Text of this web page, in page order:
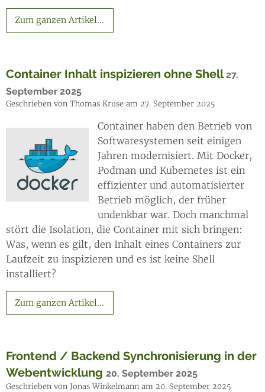
Zum ganzen Artikel...
Container Inhalt inspizieren ohne Shell 27.
September 2025
Geschrieben von Thomas Kruse am 27. September 2025
Container haben den Betrieb von
Softwaresystemen seit einigen
Jahren modernisiert. Mit Docker,
Podman und Kubernetes ist ein
effizienter und automatisierter
Betrieb möglich, der früher
undenkbar war. Doch manchmal
stört die Isolation, die Container mit sich bringen:
Was, wenn es gilt, den Inhalt eines Containers zur
Laufzeit zu inspizieren und es ist keine Shell
installiert?
Zum ganzen Artikel...
Frontend / Backend Synchronisierung in der
Webentwicklung 20. September 2025
Geschrieben von Jonas Winkelmann am 20. September 2025